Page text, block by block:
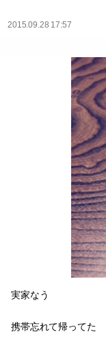
2015.09.28 17:57
実家なう
携帯忘れて帰ってた